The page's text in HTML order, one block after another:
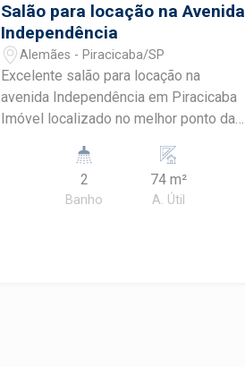
Salão para locação na Avenida
Independência
Alemães - Piracicaba/SP
Excelente salão para locação na
avenida Independência em Piracicaba
Imóvel localizado no melhor ponto da
Independência e Saldanha Marinho.
Próximo aos principais comércios.
Ótima visualização em esquina viva. O
2
Banho
74 m²
A. Útil